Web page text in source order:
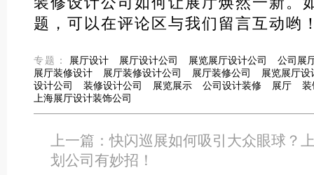
题，可以在评论区与我们留言互动哟
专题： 展厅设计 展厅设计公司 展览展厅设计公司
公司展
展厅装修设计
展厅装修设计公司 展厅装修公司
展览展厅设
设计公司
装修设计公司 展览展示 公司设计装修 展厅
装
上海展厅设计装饰公司
上一篇：快闪巡展如何吸引大众眼球？
划公司有妙招！